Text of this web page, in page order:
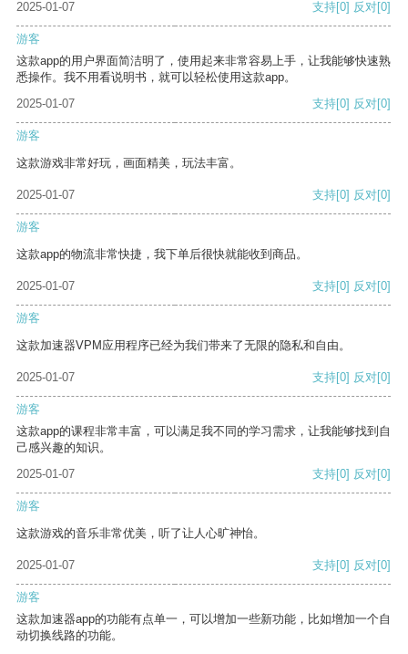
2025-01-07 支持[0] 反对[0]
游客
这款app的用户界面简洁明了，使用起来非常容易上手，让我能够快速熟
悉操作。我不用看说明书，就可以轻松使用这款app。
2025-01-07
支持[0] 反对[0]
游客
这款游戏非常好玩，画面精美，玩法丰富。
2025-01-07 支持[0] 反对[0]
游客
这款app的物流非常快捷，我下单后很快就能收到商品。
2025-01-07 支持[0] 反对[0]
游客
这款加速器VPM应用程序已经为我们带来了无限的隐私和自由。
2025-01-07 支持[0] 反对[0]
游客
这款app的课程非常丰富，可以满足我不同的学习需求，让我能够找到自
己感兴趣的知识。
2025-01-07
支持[0] 反对[0]
游客
这款游戏的音乐非常优美，听了让人心旷神怡。
2025-01-07 支持[0] 反对[0]
游客
这款加速器app的功能有点单一，可以增加一些新功能，比如增加一个自
动切换线路的功能。